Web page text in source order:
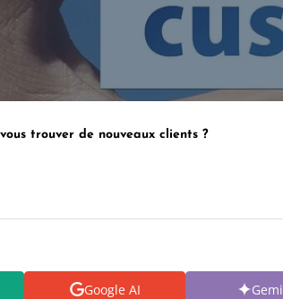
trouver de nouveaux clients ?
Google AI